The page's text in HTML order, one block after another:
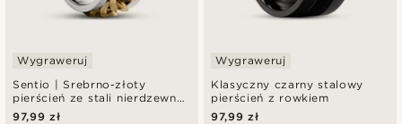
Sentio | Srebrno-złoty
pierścień ze stali nierdzewnej
ze splotem typu pancerka
Wygraweruj
97,99 zł
Klasyczny czarny stalowy
pierścień z rowkiem
Wygraweruj
97,99 zł